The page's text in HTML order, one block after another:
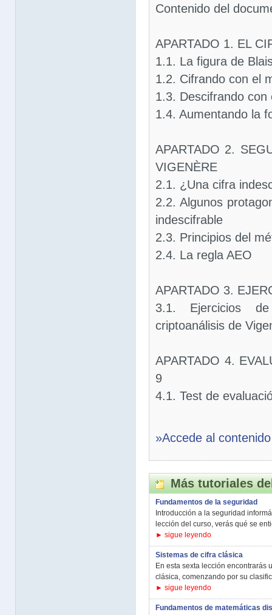
Contenido del
APARTADO 1. EL
1.1. La figura de
1.2. Cifrando con el
1.3. Descifrando
1.4. Aumentando la
APARTADO 2.
VIGENÈRE
2.1. ¿Una cifra
2.2. Algunos
indescifrable
2.3. Principios del
2.4. La regla AEO
APARTADO 3.
3.1. Ejercicios
criptoanálisis de
APARTADO 4.
9
4.1. Test de
»Accede al
Más tutoriales
Fundamentos de la seguridad
Introducción a la seguridad
lección del curso, verás qué se
► sigue leyendo
Sistemas de cifra clásica
En esta sexta lección encontrarás
clásica, comenzando por su
► sigue leyendo
Fundamentos de matemáticas